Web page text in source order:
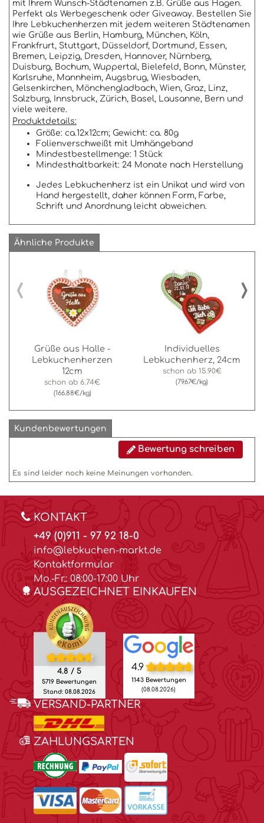
mit Ihrem Wunsch-Städtenamen z.B. Grüße aus Hagen.
Perfekt als Werbegeschenk oder Giveaway. Bestellen Sie
Ihre Lebkuchenherzen mit jedem weiteren Städtenamen
wie Grüße aus Berlin, Hamburg, München, Köln,
Frankfrurt, Stuttgart, Düsseldorf, Dortmund, Essen,
Bremen, Leipzig, Dresden, Hannover, Nürnberg,
Duisburg, Bochum, Wuppertal, Bielefeld, Bonn, Münster,
Karlsruhe, Mannheim, Augsbrug, Wiesbaden,
Gelsenkirchen, Mönchengladbach, Wien, Graz, Linz,
Salzburg, Innsbruck, Zürich, Basel, Lausanne, Bern und
viele weitere.
Produktdetails:
Größe: ca.12x12cm; Gewicht: ca. 80g
Folienverschweißt mit Umhängeband
Mindestbestellmenge: 1 Stück
Mindesthaltbarkeit: 24 Monate nach Herstellung
Jedes Lebkuchenherz ist ein Unikat und wird von
Hand hergestellt, daher können Form, Farbe,
Schrift und Anordnung leicht abweichen.
Ähnliche Produkte
Grüße aus Halle -
Lebkuchenherzen
12cm
schon ab 6.74€
(166.88€/kg)
Individuelles
Lebkuchenherz, 24cm
schon ab 15.90€
(79.67€/kg)
‹ ›
Kundenbewertungen
Bewertung schreiben
Es sind leider noch keine Meinungen vorhanden.
KONTAKT
+49 (0)911 - 97 92 18-0
info@lebkuchen-markt.de
Kontaktformular
Mo.-Fr.: 08:00-17:00 Uhr
AUSGEZEICHNET EINKAUFEN
4.8 / 5
5719 Bewertungen
Stand: 08.08.2026
4.9
1143 Bewertungen
(08.08.2026)
VERSAND-PARTNER
ZAHLUNGSARTEN